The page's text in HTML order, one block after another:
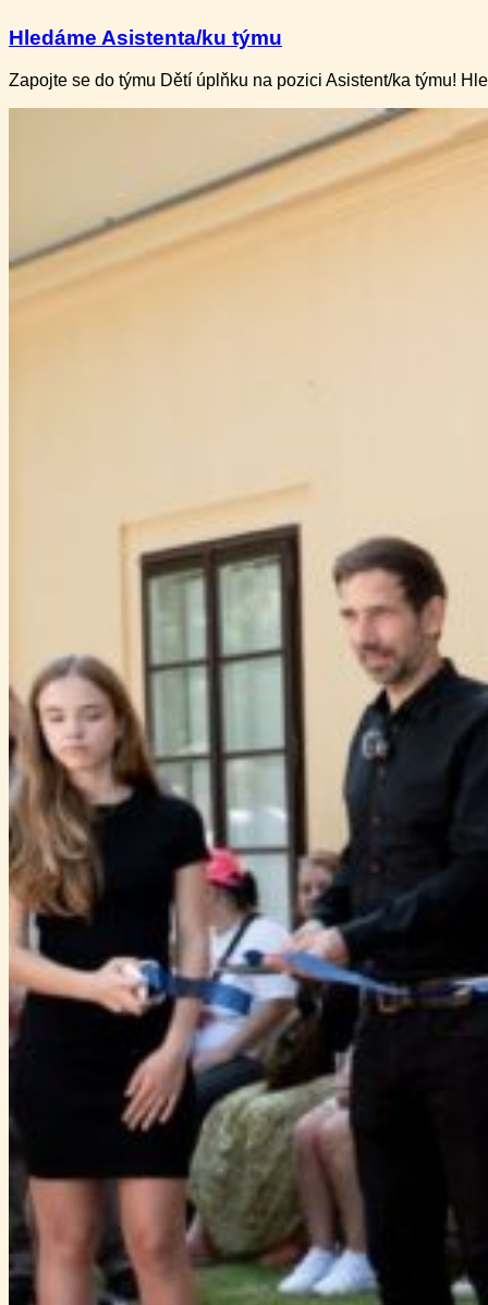
Hledáme Asistenta/ku týmu
Zapojte se do týmu Dětí úplňku na pozici Asistent/ka týmu!